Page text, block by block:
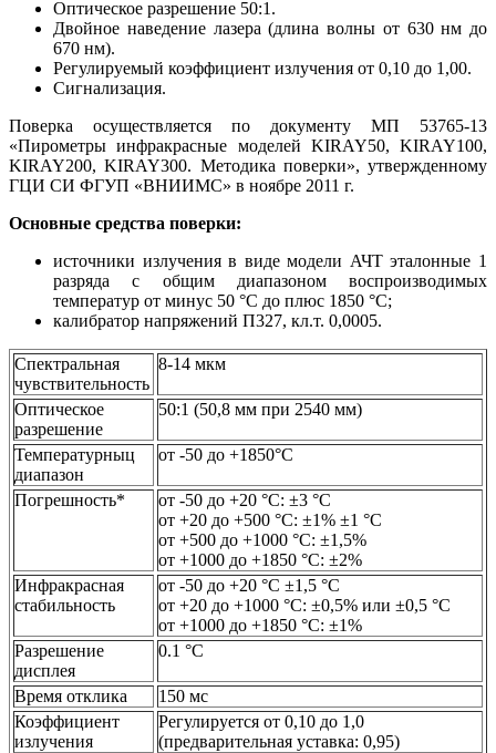
Оптическое разрешение 50:1.
Двойное наведение лазера (длина волны от 630 нм до
670 нм).
Регулируемый коэффициент излучения от 0,10 до 1,00.
Сигнализация.
Поверка осуществляется по документу МП 53765-13
«Пирометры инфракрасные моделей KIRAY50, KIRAY100,
KIRAY200, KIRAY300. Методика поверки», утвержденному
ГЦИ СИ ФГУП «ВНИИМС» в ноябре 2011 г.
Основные средства поверки:
источники излучения в виде модели АЧТ эталонные 1
разряда с общим диапазоном воспроизводимых
температур от минус 50 °С до плюс 1850 °С;
калибратор напряжений П327, кл.т. 0,0005.
Спектральная
чувствительность
8-14 мкм
Оптическое
разрешение
50:1 (50,8 мм при 2540 мм)
Температурныц
диапазон
от -50 до +1850°C
Погрешность*
от -50 до +20 °C: ±3 °C
от +20 до +500 °C: ±1% ±1 °C
от +500 до +1000 °C: ±1,5%
от +1000 до +1850 °C: ±2%
Инфракрасная
стабильность
от -50 до +20 °C ±1,5 °C
от +20 до +1000 °C: ±0,5% или ±0,5 °C
от +1000 до +1850 °C: ±1%
Разрешение
дисплея
0.1 °C
Время отклика
150 мс
Коэффициент
излучения
Регулируется от 0,10 до 1,0
(предварительная уставка: 0,95)